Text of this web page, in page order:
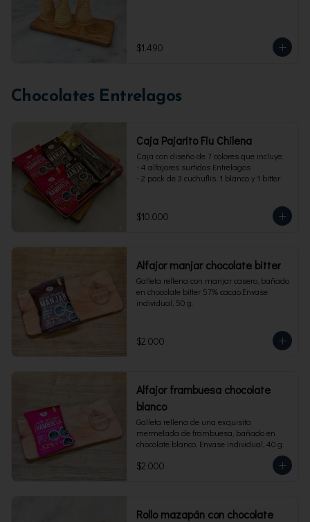
$1.490
Chocolates Entrelagos
Caja Pajarito Fiu Chilena
Caja con diseño de 7 colores que incluye:
- 4 alfajores surtidos Entrelagos
- 2 pack de 3 cuchuflis. 1 blanco y 1 bitter
$10.000
Alfajor manjar chocolate bitter
Galleta rellena con manjar casero, bañado
en chocolate bitter 57% cacao.Envase
individual, 50 g.
$2.000
Alfajor frambuesa chocolate
blanco
Galleta rellena de una exquisita
mermelada de frambuesa, bañado en
chocolate blanco. Envase individual, 40 g.
$2.000
Rollo mazapán con chocolate